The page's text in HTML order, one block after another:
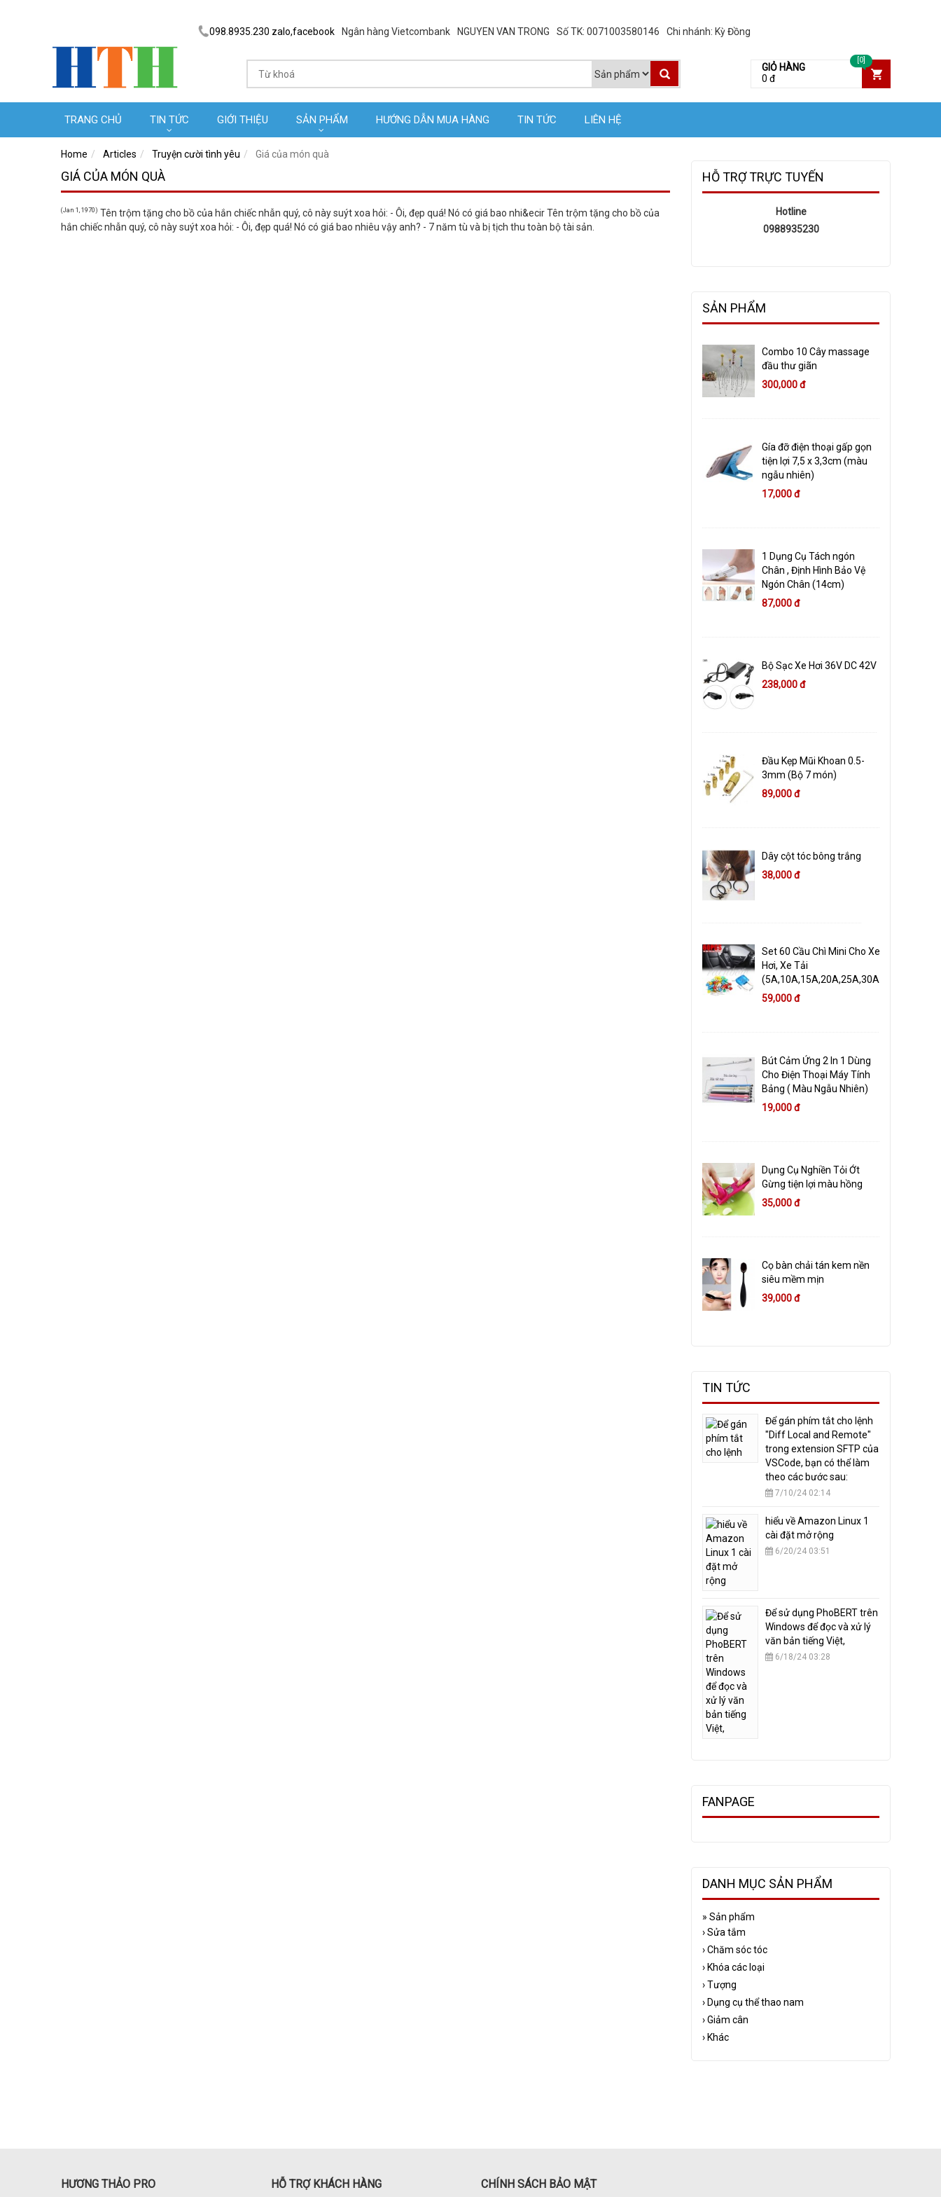
098.8935.230 zalo,facebook Ngân hàng Vietcombank NGUYEN VAN TRONG Số TK: 0071003580146 Chi nhánh: Kỳ Đồng
GIỎ HÀNG
0 đ
[0]
TRANG CHỦ TIN TỨC GIỚI THIỆU SẢN PHẨM HƯỚNG DẪN MUA HÀNG TIN TỨC LIÊN HỆ
Home Articles Truyện cười tình yêu Giá của món quà
GIÁ CỦA MÓN QUÀ
(Jan 1, 1970) Tên trộm tặng cho bồ của hắn chiếc nhẫn quý, cô này suýt xoa hỏi: - Ôi, đẹp quá! Nó có giá bao nhi&ecir Tên trộm tặng cho bồ của
hắn chiếc nhẫn quý, cô này suýt xoa hỏi: - Ôi, đẹp quá! Nó có giá bao nhiêu vậy anh? - 7 năm tù và bị tịch thu toàn bộ tài sản.
HỖ TRỢ TRỰC TUYẾN
Hotline
0988935230
SẢN PHẨM
Combo 10 Cây massage
đầu thư giãn
300,000 đ
Gía đỡ điện thoại gấp gọn
tiện lợi 7,5 x 3,3cm (màu
ngẫu nhiên)
17,000 đ
1 Dụng Cụ Tách ngón
Chân , Định Hình Bảo Vệ
Ngón Chân (14cm)
87,000 đ
Bộ Sạc Xe Hơi 36V DC 42V
238,000 đ
Đầu Kẹp Mũi Khoan 0.5-
3mm (Bộ 7 món)
89,000 đ
Dây cột tóc bông trắng
38,000 đ
Set 60 Cầu Chì Mini Cho Xe
Hơi, Xe Tải
(5A,10A,15A,20A,25A,30A)
59,000 đ
Bút Cảm Ứng 2 In 1 Dùng
Cho Điện Thoại Máy Tính
Bảng ( Màu Ngẫu Nhiên)
19,000 đ
Dụng Cụ Nghiền Tỏi Ớt
Gừng tiện lợi màu hồng
35,000 đ
Cọ bàn chải tán kem nền
siêu mềm mịn
39,000 đ
TIN TỨC
​Để gán phím tắt cho lệnh
"Diff Local and Remote"
trong extension SFTP của
VSCode, bạn có thể làm
theo các bước sau:
7/10/24 02:14
hiểu về Amazon Linux 1
cài đặt mở rộng
6/20/24 03:51
​Để sử dụng PhoBERT trên
Windows để đọc và xử lý
văn bản tiếng Việt,
6/18/24 03:28
FANPAGE
DANH MỤC SẢN PHẨM
» Sản phẩm
›Sửa tắm
›Chăm sóc tóc
› Khóa các loại
›Tượng
› Dụng cụ thể thao nam
›Giảm cân
› Khác
HƯƠNG THẢO PRO HỖ TRỢ KHÁCH HÀNG CHÍNH SÁCH BẢO MẬT